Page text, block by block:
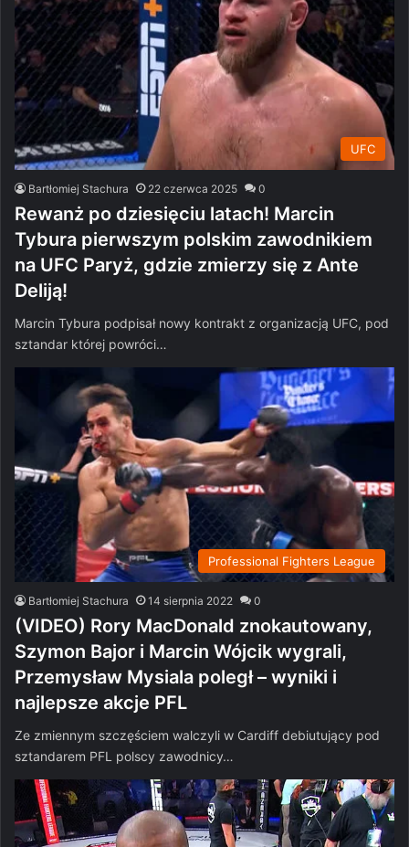
UFC
Bartłomiej Stachura 22 czerwca 2025 0
Rewanż po dziesięciu latach! Marcin
Tybura pierwszym polskim zawodnikiem
na UFC Paryż, gdzie zmierzy się z Ante
Deliją!
Marcin Tybura podpisał nowy kontrakt z organizacją UFC, pod
sztandar której powróci…
Professional Fighters League
Bartłomiej Stachura 14 sierpnia 2022 0
(VIDEO) Rory MacDonald znokautowany,
Szymon Bajor i Marcin Wójcik wygrali,
Przemysław Mysiala poległ – wyniki i
najlepsze akcje PFL
Ze zmiennym szczęściem walczyli w Cardiff debiutujący pod
sztandarem PFL polscy zawodnicy…